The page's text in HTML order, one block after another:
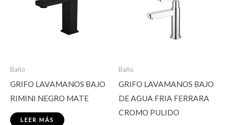
Baño
GRIFO LAVAMANOS BAJO
RIMINI NEGRO MATE
LEER MÁS
Baño
GRIFO LAVAMANOS BAJO
DE AGUA FRIA FERRARA
CROMO PULIDO